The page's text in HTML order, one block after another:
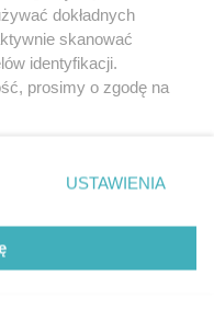
Muzyka i kultura
Archiwum wydarzeń
Zdjęcia miasta
dokładnych
skanować
identyfikacji.
prosimy o zgodę na
strony
. Niektóre
zastosowania tylko
USTAWIENIA